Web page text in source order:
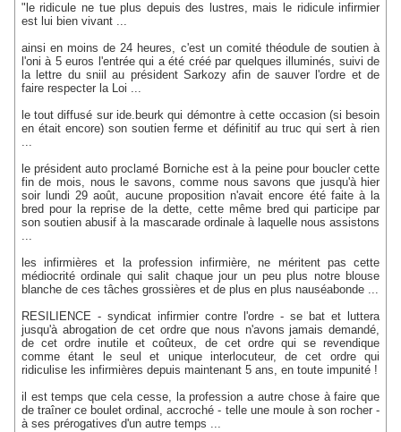
"le ridicule ne tue plus depuis des lustres, mais le ridicule infirmier
est lui bien vivant ...
ainsi en moins de 24 heures, c'est un comité théodule de soutien à
l'oni à 5 euros l'entrée qui a été créé par quelques illuminés, suivi de
la lettre du sniil au président Sarkozy afin de sauver l'ordre et de
faire respecter la Loi ...
le tout diffusé sur ide.beurk qui démontre à cette occasion (si besoin
en était encore) son soutien ferme et définitif au truc qui sert à rien
...
le président auto proclamé Borniche est à la peine pour boucler cette
fin de mois, nous le savons, comme nous savons que jusqu'à hier
soir lundi 29 août, aucune proposition n'avait encore été faite à la
bred pour la reprise de la dette, cette même bred qui participe par
son soutien abusif à la mascarade ordinale à laquelle nous assistons
...
les infirmières et la profession infirmière, ne méritent pas cette
médiocrité ordinale qui salit chaque jour un peu plus notre blouse
blanche de ces tâches grossières et de plus en plus nauséabonde ...
RESILIENCE - syndicat infirmier contre l'ordre - se bat et luttera
jusqu'à abrogation de cet ordre que nous n'avons jamais demandé,
de cet ordre inutile et coûteux, de cet ordre qui se revendique
comme étant le seul et unique interlocuteur, de cet ordre qui
ridiculise les infirmières depuis maintenant 5 ans, en toute impunité !
il est temps que cela cesse, la profession a autre chose à faire que
de traîner ce boulet ordinal, accroché - telle une moule à son rocher -
à ses prérogatives d'un autre temps ...